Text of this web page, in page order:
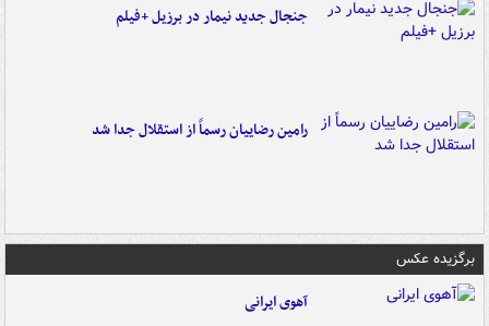
جنجال جدید نیمار در برزیل +فیلم
رامین رضاییان رسماً از استقلال جدا شد
برگزیده عکس
آهوی ایرانی